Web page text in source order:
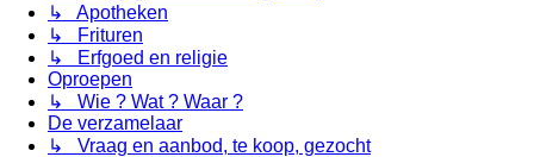
↳ Apotheken
↳ Frituren
↳ Erfgoed en religie
Oproepen
↳ Wie ? Wat ? Waar ?
De verzamelaar
↳ Vraag en aanbod, te koop, gezocht